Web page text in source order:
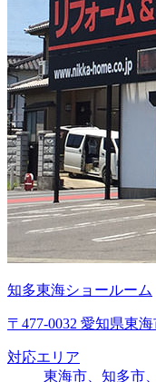
知多東海ショールーム
〒477-0032 愛知県東
対応エリア
東海市、知多市